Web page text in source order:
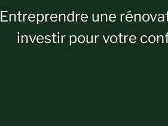
Entreprendre une
investir pour votre